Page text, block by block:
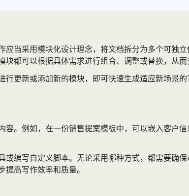
当采用模块化设计理念，将文档拆分为多个可独
都可以根据具体需求进行组合、调整或替换，从而
更新或添加新的模块，即可快速生成适应新场景
。例如，在一份销售提案模板中，可以嵌入客户信
编写自定义脚本。无论采用哪种方式，都需要确
高写作效率和质量。